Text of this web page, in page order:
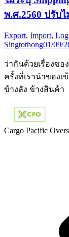
พ.ศ.2560 ปรับไ
Export, Import,
Singtothong01/09/
ว่ากันด้วยเรื่องขอ
ครั้งที่เรานำของเ
ข้างลัง ข้างสินค้า
Cargo Pacific